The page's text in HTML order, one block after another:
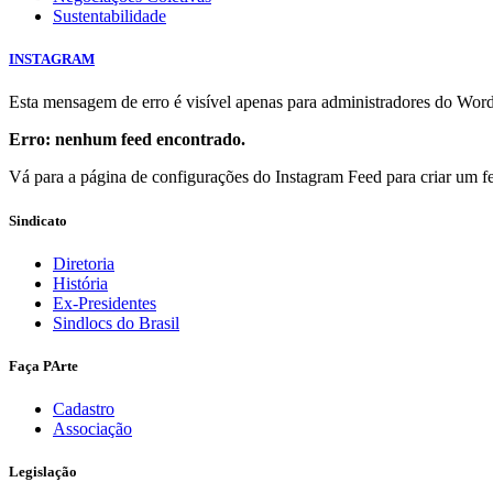
Sustentabilidade
INSTAGRAM
Esta mensagem de erro é visível apenas para administradores do
Erro: nenhum feed encontrado.
Vá para a página de configurações do Instagram Feed para criar um
Sindicato
Diretoria
História
Ex-Presidentes
Sindlocs do Brasil
Faça PArte
Cadastro
Associação
Legislação